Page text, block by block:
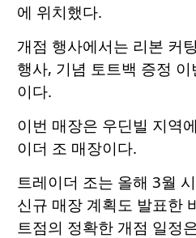
에 위치했다.
개점 행사에서는 리본 커
행사, 기념 토트백 증정
이다.
이번 매장은 우딘빌 지역
이더 조 매장이다.
트레이더 조는 올해 3월
신규 매장 계획도 발표한
트점의 정확한 개점 일정